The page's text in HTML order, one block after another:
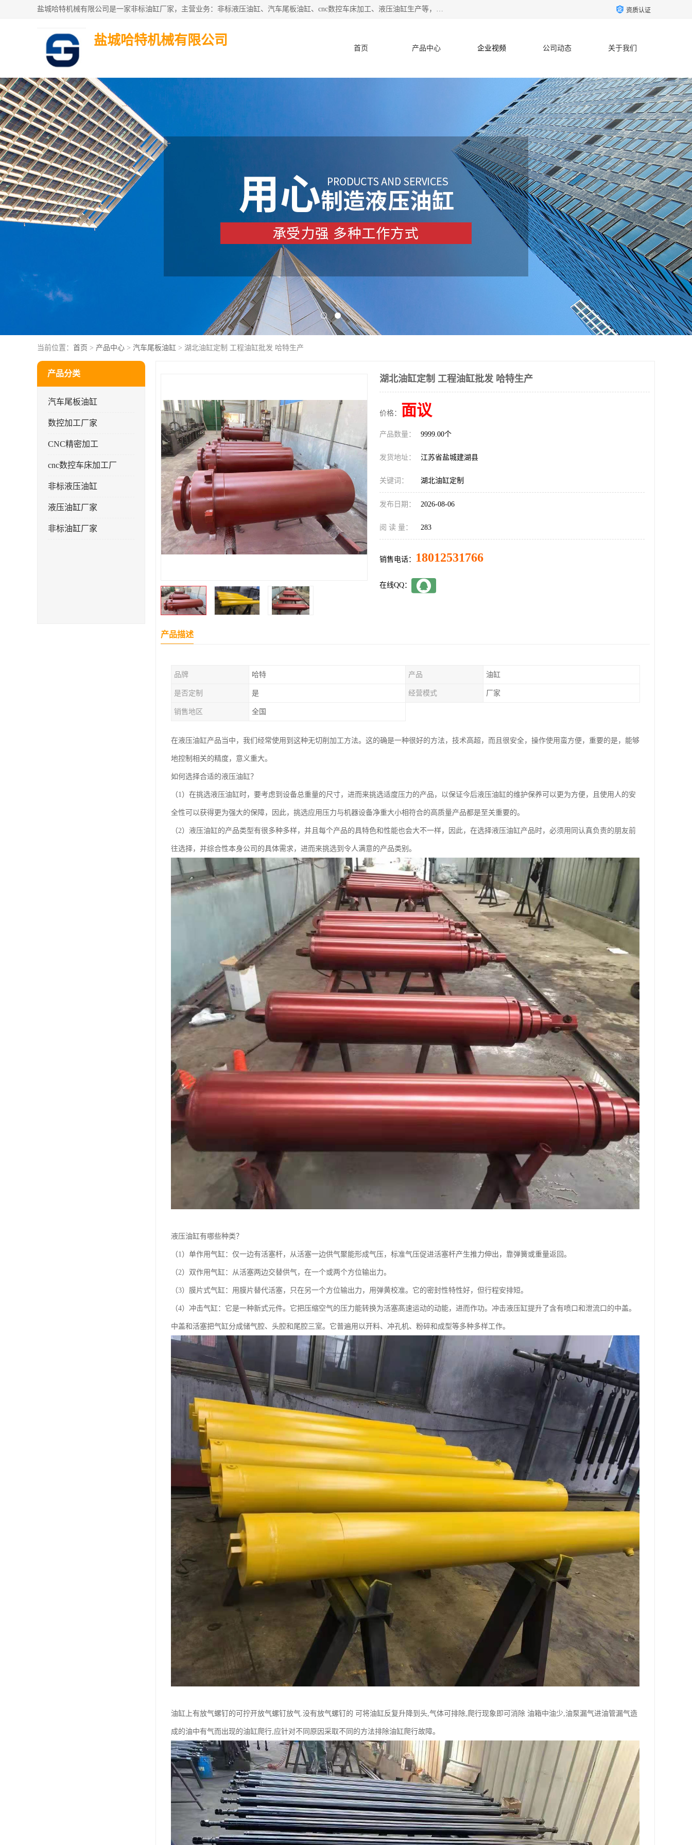
盐城哈特机械有限公司是一家非标油缸厂家，主营业务：非标液压油缸、汽车尾板油缸、cnc数控车床加工、液压油缸生产等，公司已通过了 ISO9000 质、量管理体系认证和 ISO14001、环境管理体系认证,力求成为一家以技术实力著称的多元化机械制造企业。 资质认证
盐城哈特机械有限公司
首页 产品中心 企业视频 公司动态 关于我们
当前位置： 首页 > 产品中心 > 汽车尾板油缸 > 湖北油缸定制 工程油缸批发 哈特生产
产品分类
汽车尾板油缸
数控加工厂家
CNC精密加工
cnc数控车床加工厂
非标液压油缸
液压油缸厂家
非标油缸厂家
湖北油缸定制 工程油缸批发 哈特生产
价格： 面议
产品数量： 9999.00个
发货地址： 江苏省盐城建湖县
关键词： 湖北油缸定制
发布日期： 2026-08-06
阅 读 量： 283
销售电话： 18012531766
在线QQ：
产品描述
品牌 哈特 产品 油缸
是否定制 是 经营模式 厂家
销售地区 全国
在液压油缸产品当中，我们经常使用到这种无切削加工方法。这的确是一种很好的方法，技术高超，而且很安全，操作使用蛮方便，重要的是，能够
地控制相关的精度，意义重大。
如何选择合适的液压油缸？
（1）在挑选液压油缸时，要考虑到设备总重量的尺寸，进而来挑选适度压力的产品，以保证今后液压油缸的维护保养可以更为方便，且使用人的安
全性可以获得更为强大的保障，因此，挑选应用压力与机器设备净重大小相符合的高质量产品都是至关重要的。
（2）液压油缸的产品类型有很多种多样，并且每个产品的具特色和性能也会大不一样，因此，在选择液压油缸产品时，必须用同认真负责的朋友前
往选择，并综合性本身公司的具体需求，进而来挑选到令人满意的产品类别。
液压油缸有哪些种类？
（1）单作用气缸：仅一边有活塞杆，从活塞一边供气聚能形成气压，标准气压促进活塞杆产生推力伸出，靠弹簧或重量返回。
（2）双作用气缸：从活塞两边交替供气，在一个或两个方位输出力。
（3）膜片式气缸：用膜片替代活塞，只在另一个方位输出力，用弹黄校准。它的密封性特性好，但行程安排短。
（4）冲击气缸：它是一种新式元件。它把压缩空气的压力能转换为活塞髙速运动的动能，进而作功。冲击液压缸提升了含有喷口和泄流口的中盖。
中盖和活塞把气缸分成储气腔、头腔和尾腔三室。它普遍用以开料、冲孔机、粉碎和成型等多种多样工作。
油缸上有放气螺钉的可拧开放气螺钉放气.没有放气螺钉的 可将油缸反复升降到头,气体可排除,爬行现象即可消除 油箱中油少,油泵漏气进油管漏气造
成的油中有气而出现的油缸爬行,应针对不同原因采取不同的方法排除油缸爬行故障。